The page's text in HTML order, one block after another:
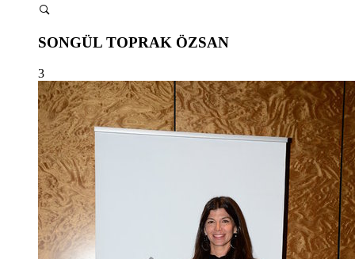
SONGÜL TOPRAK ÖZSAN
3